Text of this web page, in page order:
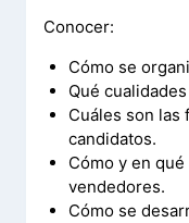
Conocer:
Cómo se
Qué
Cuáles son las
candidatos.
Cómo y en
vendedores.
Cómo se